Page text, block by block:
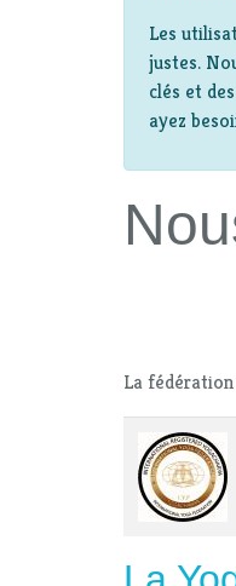
Les
justes.
clés et
ayez
La